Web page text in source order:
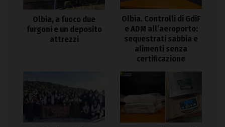
Olbia, a fuoco due
furgoni e un deposito
attrezzi
Olbia. Controlli di GdiF
e ADM all’aeroporto:
sequestrati sabbia e
alimenti senza
certificazione